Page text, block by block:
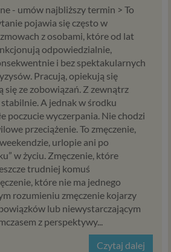
- umów najbliższy termin > To
pojawia się często w
z osobami, które od lat
odpowiedzialnie,
i bez spektakularnych
Pracują, opiekują się
się ze zobowiązań. Z zewnątrz
A jednak w środku
poczucie wyczerpania. Nie chodzi
przeciążenie. To zmęczenie,
urlopie ani po
w życiu. Zmęczenie, które
trudniej komuś
które nie ma jednego
rozumieniu zmęczenie kojarzy
lub niewystarczającym
z perspektywy...
Czytaj dalej
dane jednej z dopuszczonych
prawnych i wyłącznie w celu
podstawy, zgodnie z opisem
przetwarzane będą do czasu
ich przetwarzania – czyli w
zgody do momentu jej cofnięcia,
działań z Twojej strony
w przypadku niezbędności
umowy – przez czas jej
gdy podstawą
jest uzasadniony interes
istnienia tego uzasadnionego
danych osobowych Psychology
właściciel serwisu
Pełne dane administratora